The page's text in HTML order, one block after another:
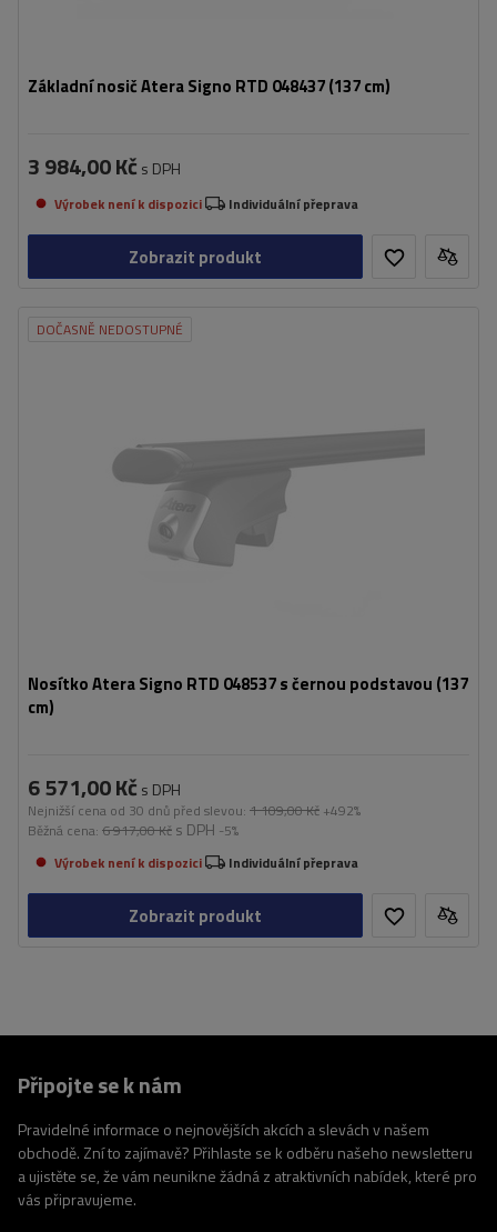
Základní nosič Atera Signo RTD 048437 (137 cm)
3 984,00 Kč s DPH
Výrobek není k dispozici Individuální přeprava
Zobrazit produkt
DOČASNĚ NEDOSTUPNÉ
Nosítko Atera Signo RTD 048537 s černou podstavou (137
cm)
6 571,00 Kč s DPH
Nejnižší cena od 30 dnů před slevou: 1 109,00 Kč +492%
Běžná cena: 6 917,00 Kč s DPH -5%
Výrobek není k dispozici
Individuální přeprava
Zobrazit produkt
Připojte se k nám
Pravidelné informace o nejnovějších akcích a slevách v našem
obchodě. Zní to zajímavě? Přihlaste se k odběru našeho newsletteru
a ujistěte se, že vám neunikne žádná z atraktivních nabídek, které pro
vás připravujeme.